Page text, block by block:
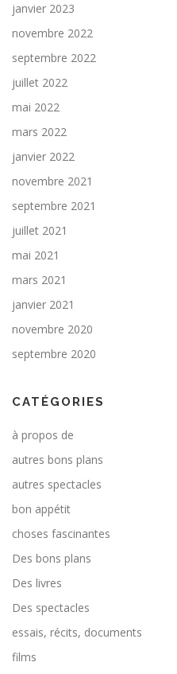
janvier 2023
novembre 2022
septembre 2022
juillet 2022
mai 2022
mars 2022
janvier 2022
novembre 2021
septembre 2021
juillet 2021
mai 2021
mars 2021
janvier 2021
novembre 2020
septembre 2020
CATÉGORIES
à propos de
autres bons plans
autres spectacles
bon appétit
choses fascinantes
Des bons plans
Des livres
Des spectacles
essais, récits, documents
films